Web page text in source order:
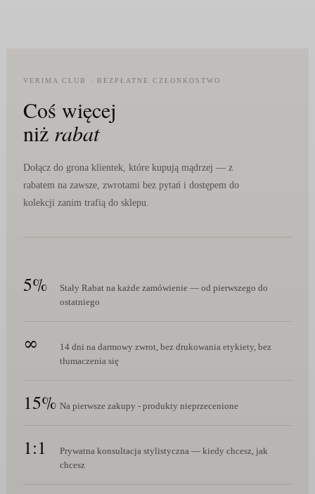
VERIMA CLUB · BEZPŁATNE CZŁONKOSTWO
Coś więcej
niż rabat
Dołącz do grona klientek, które kupują mądrzej — z
rabatem na zawsze, zwrotami bez pytań i dostępem do
kolekcji zanim trafią do sklepu.
5%
Stały Rabat na każde zamówienie — od pierwszego do
ostatniego
∞
14 dni na darmowy zwrot, bez drukowania etykiety, bez
tłumaczenia się
15% Na pierwsze zakupy - produkty nieprzecenione
1:1
Prywatna konsultacja stylistyczna — kiedy chcesz, jak
chcesz